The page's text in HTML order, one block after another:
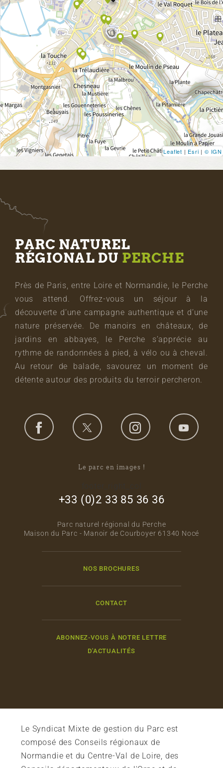
Leaflet | Esri | © IGN
PARC NATUREL
RÉGIONAL DU PERCHE
Près de Paris, entre Loire et Normandie, le Perche
vous attend. Offrez-vous un séjour à la
découverte d’une campagne authentique et d’une
nature préservée. De manoirs en châteaux, de
jardins en abbayes, le Perche s’apprécie au
rythme de randonnées à pied, à vélo ou à cheval.
Au retour de balade, savourez un moment de
détente autour des produits du terroir percheron.
Le parc en images !
+33 (0)2 33 85 36 36
Parc naturel régional du Perche
Maison du Parc - Manoir de Courboyer 61340 Nocé
NOS BROCHURES
CONTACT
ABONNEZ-VOUS À NOTRE LETTRE
D'ACTUALITÉS
Le Syndicat Mixte de gestion du Parc est
composé des Conseils régionaux de
Normandie et du Centre-Val de Loire, des